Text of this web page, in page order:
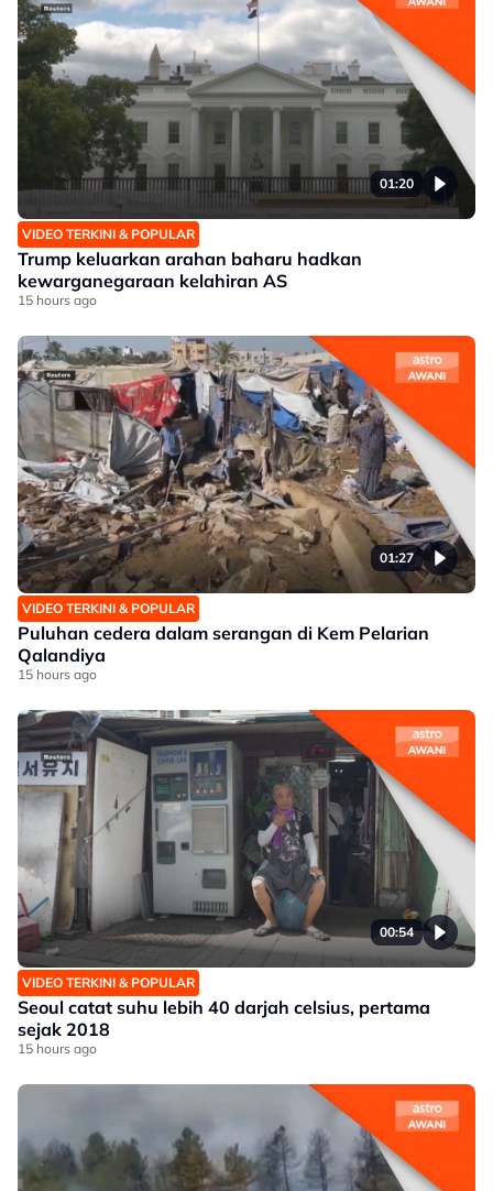
01:20
VIDEO TERKINI & POPULAR
Trump keluarkan arahan baharu hadkan
kewarganegaraan kelahiran AS
15 hours ago
01:27
VIDEO TERKINI & POPULAR
Puluhan cedera dalam serangan di Kem Pelarian
Qalandiya
15 hours ago
00:54
VIDEO TERKINI & POPULAR
Seoul catat suhu lebih 40 darjah celsius, pertama
sejak 2018
15 hours ago